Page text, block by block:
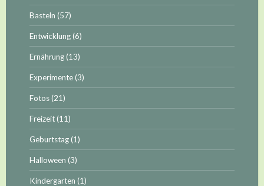
Basteln (57)
Entwicklung(6)
Ernährung(13)
Experimente(3)
Fotos(21)
Freizeit(11)
Geburtstag(1)
Halloween (3)
Kindergarten (1)